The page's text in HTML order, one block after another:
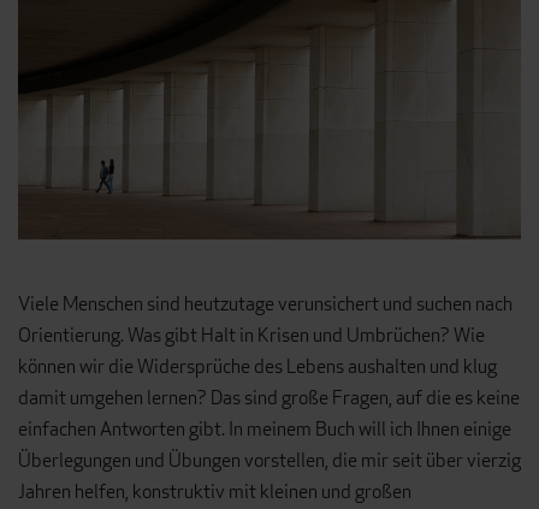
Viele Menschen sind heutzutage verunsichert und suchen nach
Orientierung. Was gibt Halt in Krisen und Umbrüchen? Wie
können wir die Widersprüche des Lebens aushalten und klug
damit umgehen lernen? Das sind große Fragen, auf die es keine
einfachen Antworten gibt. In meinem Buch will ich Ihnen einige
Überlegungen und Übungen vorstellen, die mir seit über vierzig
Jahren helfen, konstruktiv mit kleinen und großen